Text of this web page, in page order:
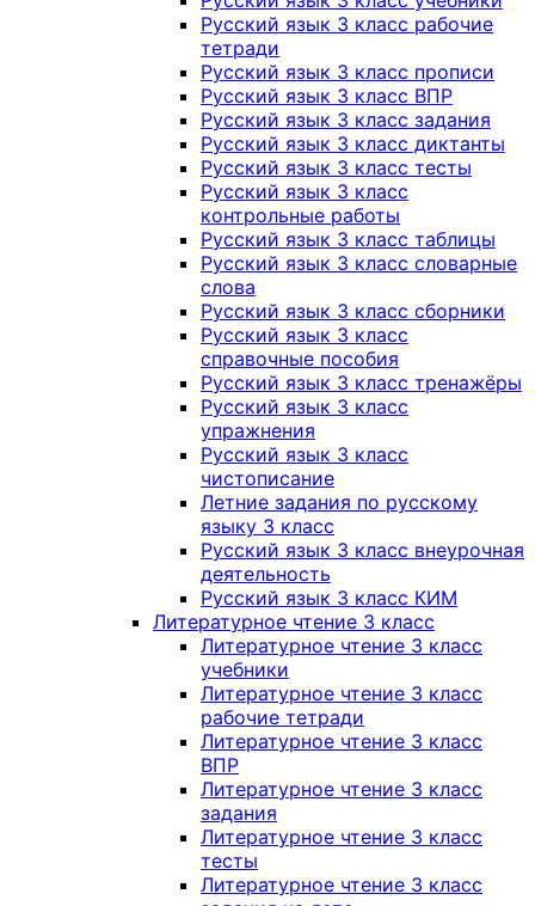
Русский язык 3 класс рабочие
тетради
Русский язык 3 класс прописи
Русский язык 3 класс ВПР
Русский язык 3 класс задания
Русский язык 3 класс диктанты
Русский язык 3 класс тесты
Русский язык 3 класс
контрольные работы
Русский язык 3 класс таблицы
Русский язык 3 класс словарные
слова
Русский язык 3 класс сборники
Русский язык 3 класс
справочные пособия
Русский язык 3 класс тренажёры
Русский язык 3 класс
упражнения
Русский язык 3 класс
чистописание
Летние задания по русскому
языку 3 класс
Русский язык 3 класс внеурочная
деятельность
Русский язык 3 класс КИМ
Литературное чтение 3 класс
Литературное чтение 3 класс
учебники
Литературное чтение 3 класс
рабочие тетради
Литературное чтение 3 класс
ВПР
Литературное чтение 3 класс
задания
Литературное чтение 3 класс
тесты
Литературное чтение 3 класс